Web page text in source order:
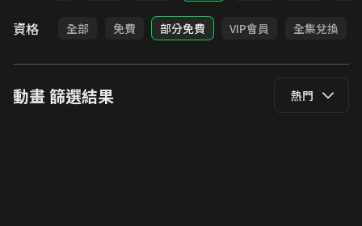
資格 全部 免費 部分免費 VIP會員 全集兌換
動畫篩選結果 熱門